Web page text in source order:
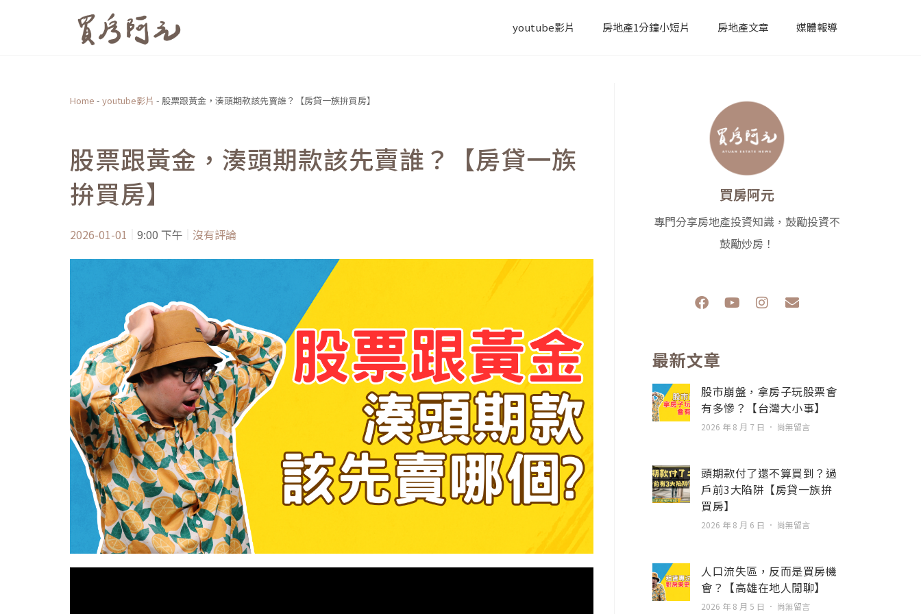
youtube影片 房地產1分鐘小短片 房地產文章 媒體報導
Home - youtube影片 - 股票跟黃金，湊頭期款該先賣誰？【房貸一族拚買房】
股票跟黃金，湊頭期款該先賣誰？【房貸一族
拚買房】
2026-01-01 9:00 下午 沒有評論
買房阿元
專門分享房地產投資知識，鼓勵投資不
鼓勵炒房！
F
a
b
o
o
k
Y
o
e
I
n
r
a
m
E
n
p
e
最新文章
股市崩盤，拿房子玩股票會
有多慘？【台灣大小事】
2026 年 8 月 7 日 尚無留言
頭期款付了還不算買到？過
戶前3大陷阱【房貸一族拚
買房】
2026 年 8 月 6 日 尚無留言
人口流失區，反而是買房機
會？【高雄在地人閒聊】
2026 年 8 月 5 日 尚無留言